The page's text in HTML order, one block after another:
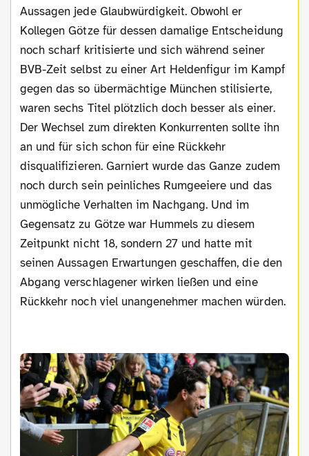
Aussagen jede Glaubwürdigkeit. Obwohl er
Kollegen Götze für dessen damalige Entscheidung
noch scharf kritisierte und sich während seiner
BVB-Zeit selbst zu einer Art Heldenfigur im Kampf
gegen das so übermächtige München stilisierte,
waren sechs Titel plötzlich doch besser als einer.
Der Wechsel zum direkten Konkurrenten sollte ihn
an und für sich schon für eine Rückkehr
disqualifizieren. Garniert wurde das Ganze zudem
noch durch sein peinliches Rumgeeiere und das
unmögliche Verhalten im Nachgang. Und im
Gegensatz zu Götze war Hummels zu diesem
Zeitpunkt nicht 18, sondern 27 und hatte mit
seinen Aussagen Erwartungen geschaffen, die den
Abgang verschlagener wirken ließen und eine
Rückkehr noch viel unangenehmer machen würden.